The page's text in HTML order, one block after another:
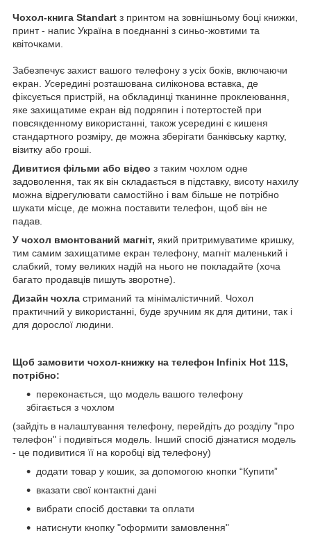
Чохол-книга Standart з принтом на зовнішньому боці книжки,
принт - напис Україна в поєднанні з синьо-жовтими та
квіточками.
Забезпечує захист вашого телефону з усіх боків, включаючи
екран. Усередині розташована силіконова вставка, де
фіксується пристрій, на обкладинці тканинне проклеювання,
яке захищатиме екран від подряпин і потертостей при
повсякденному використанні, також усередині є кишеня
стандартного розміру, де можна зберігати банківську картку,
візитку або гроші.
Дивитися фільми або відео з таким чохлом одне
задоволення, так як він складається в підставку, висоту нахилу
можна відрегулювати самостійно і вам більше не потрібно
шукати місце, де можна поставити телефон, щоб він не
падав.
У чохол вмонтований магніт, який притримуватиме кришку,
тим самим захищатиме екран телефону, магніт маленький і
слабкий, тому великих надій на нього не покладайте (хоча
багато продавців пишуть зворотне).
Дизайн чохла стриманий та мінімалістичний. Чохол
практичний у використанні, буде зручним як для дитини, так і
для дорослої людини.
Щоб замовити чохол-книжку на телефон Infinix Hot 11S,
потрібно:
переконається, що модель вашого телефону
збігається з чохлом
(зайдіть в налаштування телефону, перейдіть до розділу "про
телефон" і подивіться модель. Інший спосіб дізнатися модель
- це подивитися її на коробці від телефону)
додати товар у кошик, за допомогою кнопки “Купити”
вказати свої контактні дані
вибрати спосіб доставки та оплати
натиснути кнопку "оформити замовлення"